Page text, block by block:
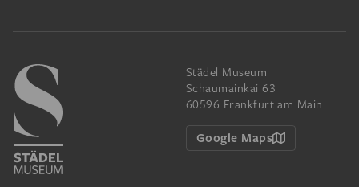
Städel Museum
Schaumainkai 63
60596 Frankfurt am Main
Google Maps